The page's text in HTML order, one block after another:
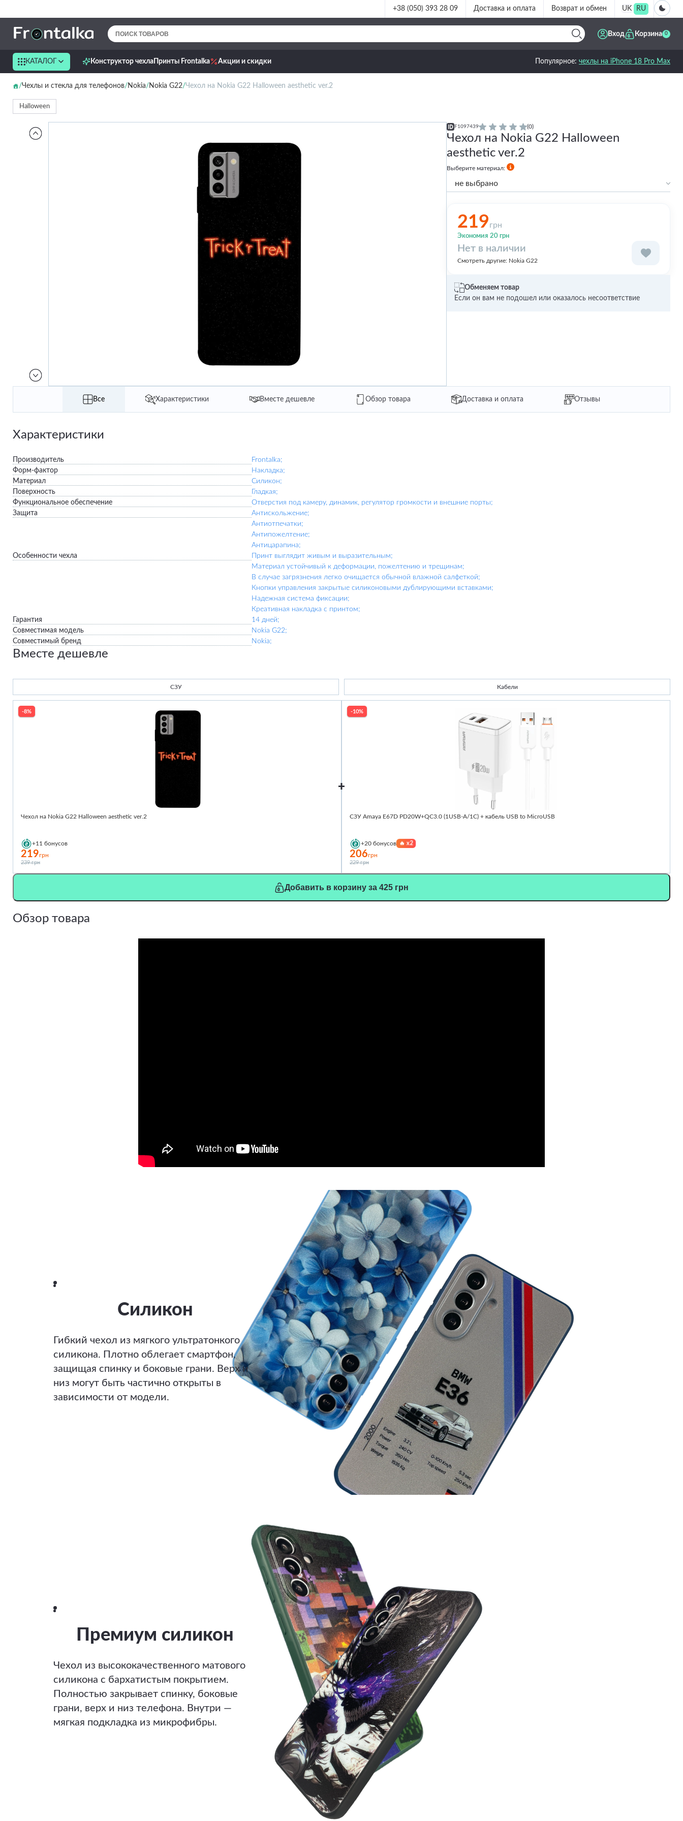
+38 (050) 393 28 09 Доставка и оплата Возврат и обмен UK RU
Вход Корзина 0
КАТАЛОГ Конструктор чехла Принты Frontalka Акции и скидки Популярное: чехлы на iPhone 18 Pro Max
Чехлы и стекла для телефонов Nokia Nokia G22 Чехол на Nokia G22 Halloween aesthetic ver.2
Halloween
F1097439 (0)
Чехол на Nokia G22 Halloween
aesthetic ver.2
Выберите материал:
не выбрано
219грн
Экономия 20 грн
Нет в наличии
Смотреть другие: Nokia G22
Обменяем товар
Если он вам не подошел или оказалось несоответствие
Все Характеристики Вместе дешевле Обзор товара Доставка и оплата Отзывы
Характеристики
Производитель
Frontalka;
Форм-фактор
Накладка;
Материал
Силикон;
Поверхность
Гладкая;
Функциональное обеспечение
Отверстия под камеру, динамик, регулятор громкости и внешние порты;
Защита
Антискольжение;
Антиотпечатки;
Антипожелтение;
Антицарапина;
Особенности чехла
Принт выглядит живым и выразительным;
Материал устойчивый к деформации, пожелтению и трещинам;
В случае загрязнения легко очищается обычной влажной салфеткой;
Кнопки управления закрытые силиконовыми дублирующими вставками;
Надежная система фиксации;
Креативная накладка с принтом;
Гарантия
14 дней;
Совместимая модель
Nokia G22;
Совместимый бренд
Nokia;
Вместе дешевле
СЗУ Кабели
-8%
Чехол на Nokia G22 Halloween aesthetic ver.2
+11 бонусов
219грн
239 грн
-10%
СЗУ Amaya E67D PD20W+QC3.0 (1USB-A/1C) + кабель USB to MicroUSB
+20 бонусов 🔥x2
206грн
229 грн
Добавить в корзину за 425 грн
Обзор товара
Силикон
Гибкий чехол из мягкого ультратонкого
силикона. Плотно облегает смартфон,
защищая спинку и боковые грани. Верх и
низ могут быть частично открыты в
зависимости от модели.
Премиум силикон
Чехол из высококачественного матового
силикона с бархатистым покрытием.
Полностью закрывает спинку, боковые
грани, верх и низ телефона. Внутри —
мягкая подкладка из микрофибры.